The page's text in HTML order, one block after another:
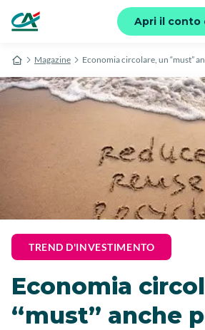
Apri il conto
Magazine Economia circolare, un “must”
TREND D'INVESTIMENTO
Economia
“must” anche